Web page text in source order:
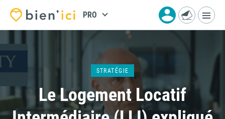
PRO
STRATÉGIE
Le Logement Locatif